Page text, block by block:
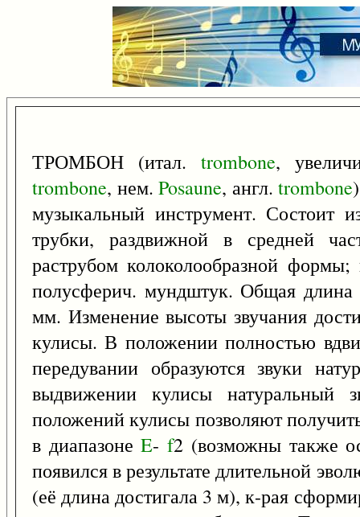
ТРОМБОН (итал. trombone,
trombone, нем. Posaune, англ. trombone
музыкальный инструмент. Состоит
трубки, раздвижной в средней
раструбом колоколообразной
полусферич. мундштук. Общая
мм. Изменение высоты звучания
кулисы. В положении полностью
передувании образуются звуки
выдвижении кулисы натуральный
положений кулисы позволяют
в диапазонеE-f2 (возможны также
появился в результате длительной
(её длина достигала 3 м), к-рая